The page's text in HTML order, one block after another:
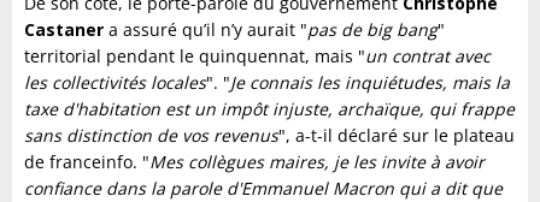
Castaner a assuré qu’il n’y aurait "pas de big bang"
territorial pendant le quinquennat, mais "un contrat avec
les collectivités locales". "Je connais les inquiétudes, mais la
taxe d'habitation est un impôt injuste, archaïque, qui frappe
sans distinction de vos revenus", a-t-il déclaré sur le plateau
de franceinfo. "Mes collègues maires, je les invite à avoir
confiance dans la parole d'Emmanuel Macron qui a dit que